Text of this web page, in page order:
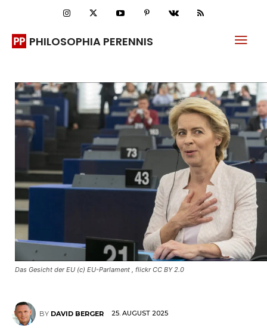
PHILOSOPHIA PERENNIS
Das Gesicht der EU (c) EU-Parlament , flickr CC BY 2.0
BY DAVID BERGER 25. AUGUST 2025